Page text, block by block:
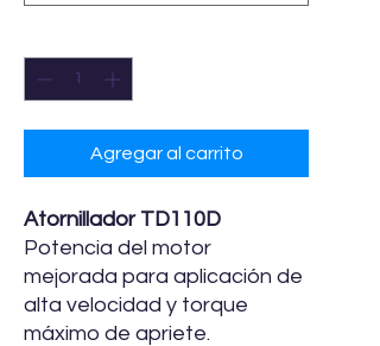
Agregar al carrito
Atornillador TD110D
Potencia del motor
mejorada para aplicación de
alta velocidad y torque
máximo de apriete.